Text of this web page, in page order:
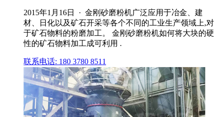
2015年1月16日 · 金刚砂磨粉机广泛应用于冶金、建
材、日化以及矿石开采等各个不同的工业生产领域上,对
于矿石物料的粉磨加工。 金刚砂磨粉机如何将大块的硬
性的矿石物料加工成可利用 .
联系电话: 180 3780 8511